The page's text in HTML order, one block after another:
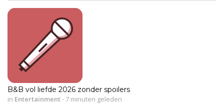
B&B vol liefde 2026 zonder spoilers
in Entertainment- 7 minuten geleden